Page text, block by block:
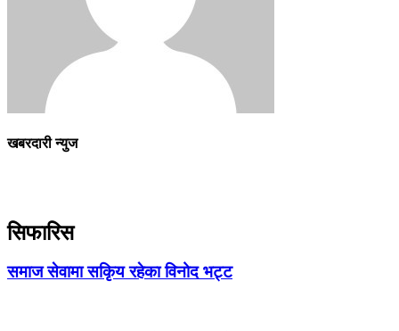
खबरदारी न्युज
सिफारिस
समाज सेवामा सकिृय रहेका विनोद भट्ट